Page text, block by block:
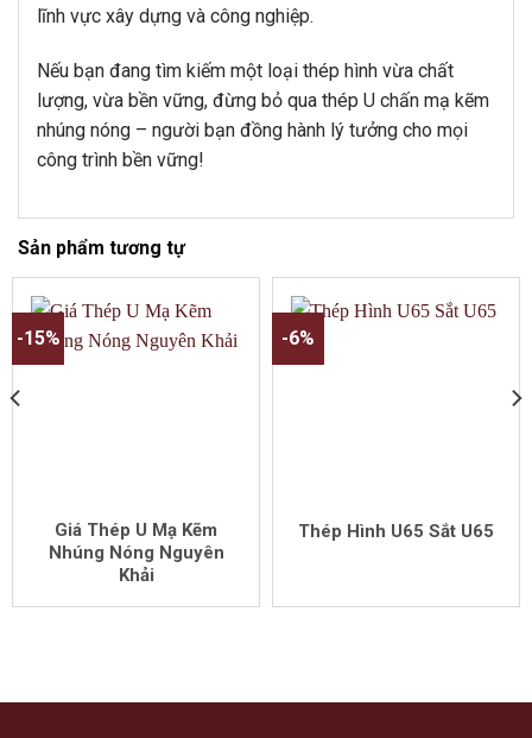
lĩnh vực xây dựng và công nghiệp.
Nếu bạn đang tìm kiếm một loại thép hình vừa chất
lượng, vừa bền vững, đừng bỏ qua thép U chấn mạ kẽm
nhúng nóng – người bạn đồng hành lý tưởng cho mọi
công trình bền vững!
Sản phẩm tương tự
-15%
Giá Thép U Mạ Kẽm
Nhúng Nóng Nguyên
Khải
-6%
Thép Hình U65 Sắt U65